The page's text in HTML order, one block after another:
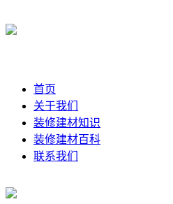
首页
关于我们
装修建材知识
装修建材百科
联系我们